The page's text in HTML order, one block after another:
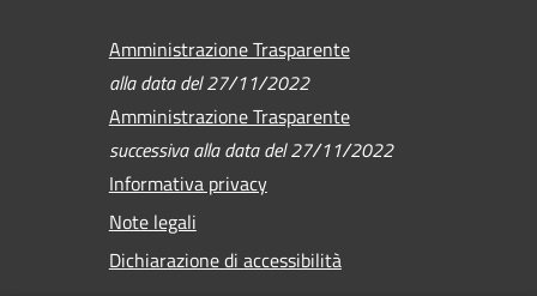
Amministrazione Trasparente
alla data del 27/11/2022
Amministrazione Trasparente
successiva alla data del 27/11/2022
Informativa privacy
Note legali
Dichiarazione di accessibilità